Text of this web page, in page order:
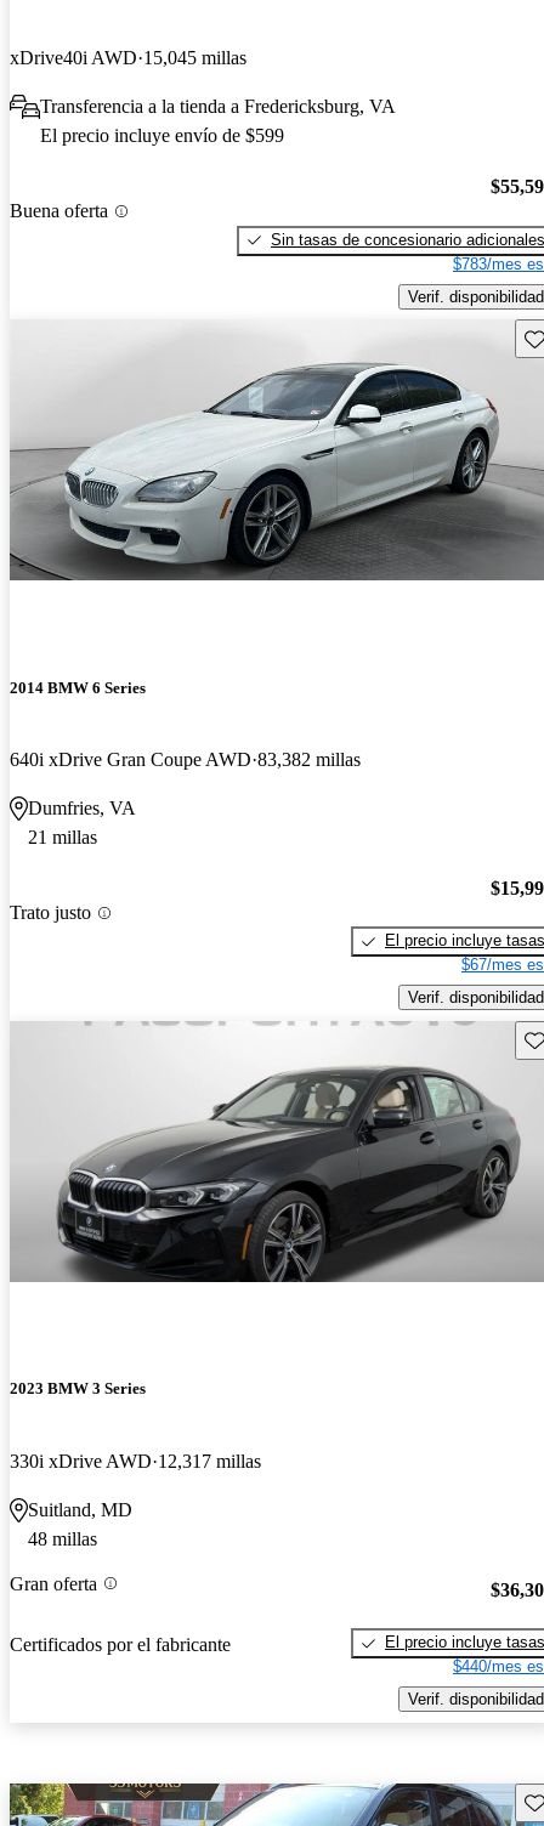
xDrive40i AWD 15,045 millas
Transferencia a la tienda a Fredericksburg, VA
El precio incluye envío de $599
Buena oferta
Sin tasas de concesionario adicionales
$783/mes
Verif. disponibilidad
2014 BMW 6 Series
640i xDrive Gran Coupe AWD 83,382 millas
Dumfries, VA
21 millas
Trato justo
El precio incluye tasas
$67/mes
Verif. disponibilidad
2023 BMW 3 Series
330i xDrive AWD 12,317 millas
Suitland, MD
48 millas
Gran oferta
Certificados por el fabricante
El precio incluye tasas
$440/mes
Verif. disponibilidad